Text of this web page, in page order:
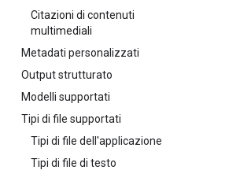
Citazioni di contenuti
multimediali
Metadati personalizzati
Output strutturato
Modelli supportati
Tipi di file supportati
Tipi di file dell'applicazione
Tipi di file di testo